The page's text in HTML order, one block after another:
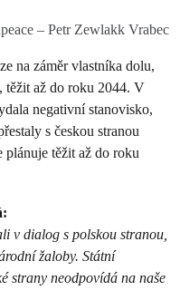
– Petr Zewlakk Vrabec
na záměr vlastníka dolu,
těžit až do roku 2044. V
negativní stanovisko,
s českou stranou
těžit až do roku
v dialog s polskou stranou,
žaloby. Státní
strany neodpovídá na naše